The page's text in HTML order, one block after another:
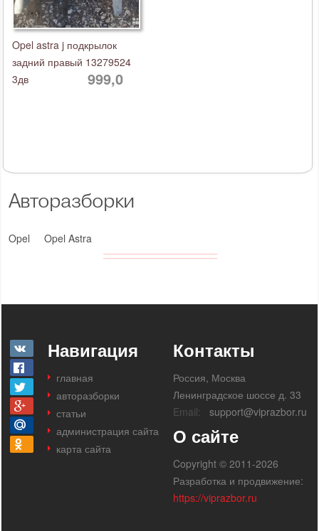
Авторазборки
Opel Opel Astra
Opel astra j подкрылок
задний правый 13279524
3дв
999,0
Навигация
главная
авторазборки
статьи
администрация сайта
карта сайта
Контакты
Россия, Москва
Ленинградское шоссе д. 33
Email:
support@viprazbor.ru
О сайте
Copyright © 2011-2026
Разработка и продвижение:
https://viprazbor.ru